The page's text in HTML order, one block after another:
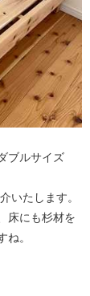
ブルサイズ
いたします。
床にも杉材を
。